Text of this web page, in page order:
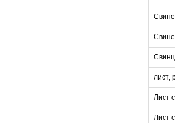
лист,
Лист
Лист